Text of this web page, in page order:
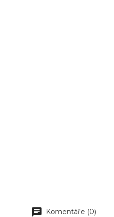
Komentáře (0)